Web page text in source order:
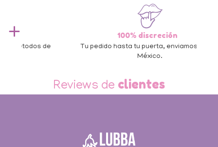
100% discreción
Tu pedido hasta tu puerta, enviamos a todo
Reviews de clientes